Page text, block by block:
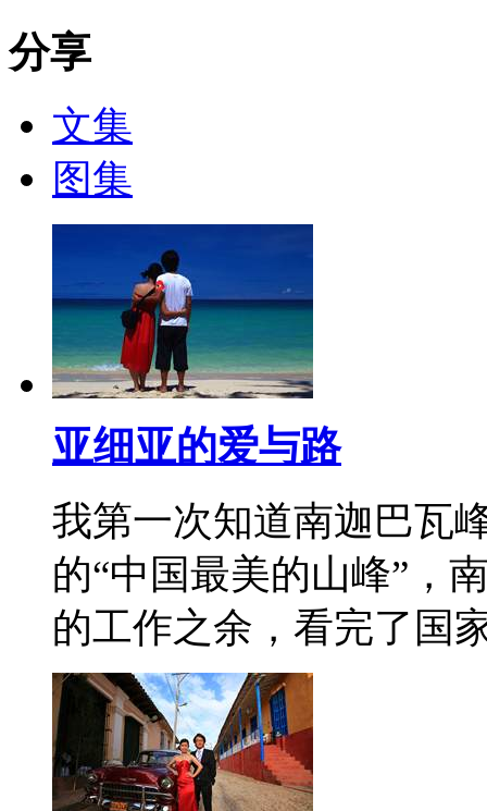
分享
文集
图集
亚细亚的爱与路
我第一次知道南迦巴瓦
的“中国最美的山峰”，
的工作之余，看完了